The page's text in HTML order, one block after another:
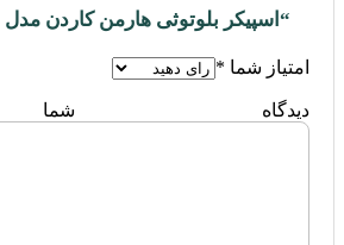
“اسپیکر بلوتوثی هارمن کاردن مدل Aura Studio 4”
امتیاز شما *
دیدگاه